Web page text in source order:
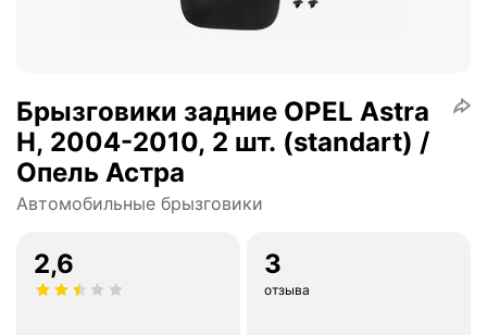
Брызговики задние OPEL Astra
H, 2004-2010, 2 шт. (standart) /
Опель Астра
Автомобильные брызговики
2,6 3
отзыва